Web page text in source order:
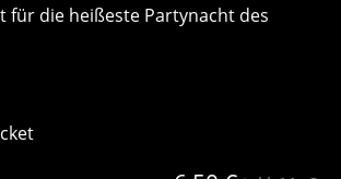
für die heißeste Partynacht des